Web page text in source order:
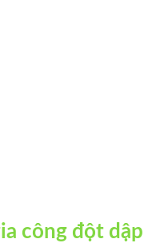
công đột dập